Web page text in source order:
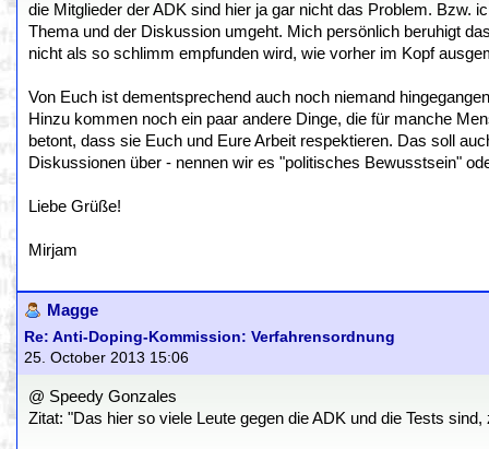
die Mitglieder der ADK sind hier ja gar nicht das Problem. Bzw.
Thema und der Diskussion umgeht. Mich persönlich beruhigt
nicht als so schlimm empfunden wird, wie vorher im Kopf
Von Euch ist dementsprechend auch noch niemand
Hinzu kommen noch ein paar andere Dinge, die für manche
betont, dass sie Euch und Eure Arbeit respektieren. Das soll
Diskussionen über - nennen wir es "politisches Bewusstsein"
Liebe Grüße!
Mirjam
Magge
Re: Anti-Doping-Kommission: Verfahrensordnung
25. October 2013 15:06
@ Speedy Gonzales
Zitat: "Das hier so viele Leute gegen die ADK und die Tests